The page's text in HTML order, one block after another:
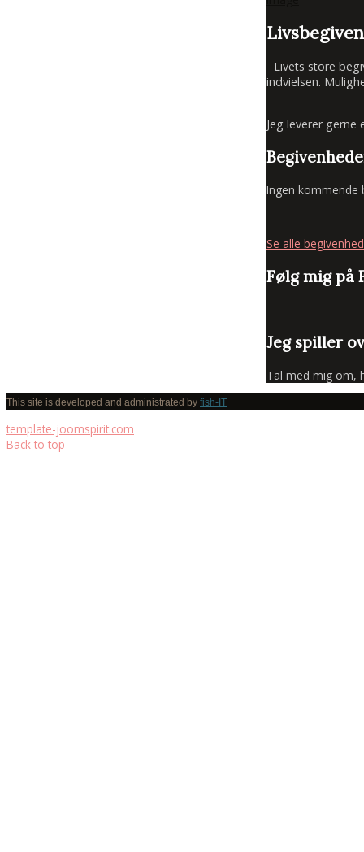
Livets store
indvielsen.
Jeg leverer
Ingen kommende
Se alle
Følg mig på
Jeg spiller
Tal med mig om,
This site is developed and administrated by fish-IT
template-joomspirit.com
Back to top